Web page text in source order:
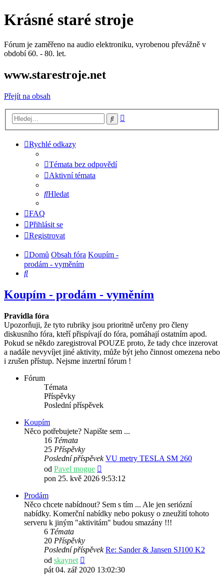
Krásné staré stroje
Fórum je zaměřeno na audio elektroniku, vyrobenou převážně v
období 60. - 80. let.
www.starestroje.net
Přejít na obsah
Hledat
Rychlé odkazy
Témata bez odpovědí
Aktivní témata
Hledat
FAQ
Přihlásit se
Registrovat
Domů Obsah fóra Koupím -
prodám - vyměním
Hledat
Koupím - prodám - vyměním
Pravidla fóra
Upozorňuji, že tyto rubriky jsou prioritně určeny pro členy
diskusního fóra, kteří přispívají do fóra, pomáhají ostatním apod.
Pokud se někdo zaregistroval POUZE proto, že tady chce inzerovat
a nadále nevyvíjet jiné aktivity, může být jeho činnost omezena nebo
i zrušen přístup. Nejsme inzertní fórum !
Fórum
Témata
Příspěvky
Poslední příspěvek
Koupím
Něco potřebujete? Napište sem ...
16 Témata
25 Příspěvky
Poslední příspěvek VU metry TESLA SM 260
od Pavel mogue
poslední
pon 25. kvě 2026 9:53:12
Prodám
Něco chcete nabídnout? Sem s tím ... Ale jen seriózní
nabídky. Komerční nabídky nebo pokusy o zneužití tohoto
serveru k jiným "aktivitám" budou smazány !!!
6 Témata
20 Příspěvky
Poslední příspěvek Re: Sander & Jansen SJ100 K2
od skaynet
poslední
pát 04. zář 2020 13:02:30